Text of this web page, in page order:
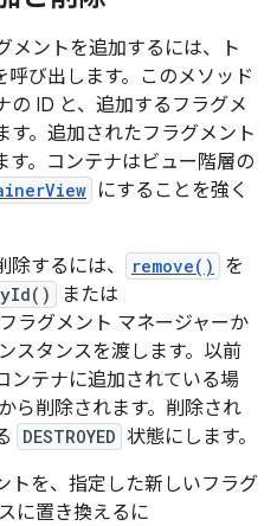
メントを追加するには、ト
呼び出します。このメソッド
の ID と、追加するフラグメ
す。追加されたフラグメント
。
コンテナはビュー階層の
にすることを強く
するには、
remove()
を
または
ラグメント マネージャーか
スタンスを渡します。以前
ンテナに追加されている場
ら削除されます。削除され
DESTROYED 状態にします。
トを、指定した新しいフラグ
に置き換えるに